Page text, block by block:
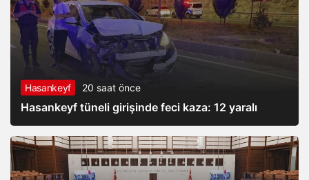
Hasankeyf 20 saat önce
Hasankeyf tüneli girişinde feci kaza: 12 yaralı